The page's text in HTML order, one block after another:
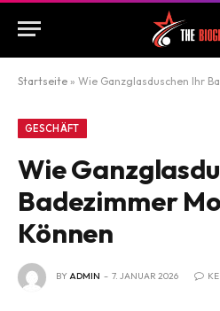
Startseite » Wie Ganzglasduschen Ihr
GESCHÄFT
Wie
Badezimmer
Können
BYADMIN 7. JANUAR 2026